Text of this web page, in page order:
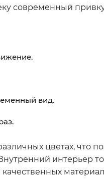
современный
вид.
цветах, что
интерьер